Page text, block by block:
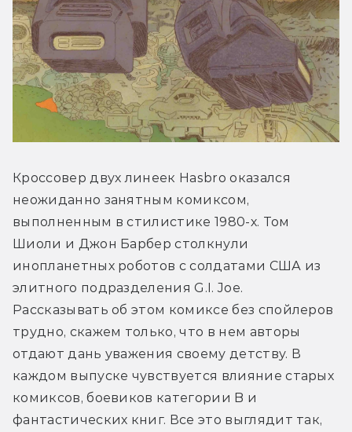
Кроссовер двух линеек Hasbro оказался
неожиданно занятным комиксом,
выполненным в стилистике 1980-х. Том
Шиоли и Джон Барбер столкнули
инопланетных роботов с солдатами США из
элитного подразделения G.I. Joe.
Рассказывать об этом комиксе без спойлеров
трудно, скажем только, что в нем авторы
отдают дань уважения своему детству. В
каждом выпуске чувствуется влияние старых
комиксов, боевиков категории B и
фантастических книг. Все это выглядит так,